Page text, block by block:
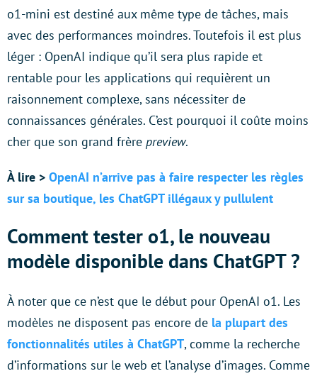
o1-mini est destiné aux même type de tâches, mais
avec des performances moindres. Toutefois il est plus
léger : OpenAI indique qu’il sera plus rapide et
rentable pour les applications qui requièrent un
raisonnement complexe, sans nécessiter de
connaissances générales. C’est pourquoi il coûte moins
cher que son grand frère preview.
À lire > OpenAI n’arrive pas à faire respecter les règles
sur sa boutique, les ChatGPT illégaux y pullulent
Comment tester o1, le nouveau
modèle disponible dans ChatGPT ?
À noter que ce n’est que le début pour OpenAI o1. Les
modèles ne disposent pas encore de la plupart des
fonctionnalités utiles à ChatGPT, comme la recherche
d’informations sur le web et l’analyse d’images. Comme